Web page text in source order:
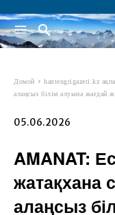
Домой hantengrigazeti.kz
алаңсыз білім алуына жағдай
05.06.2026
AMANAT:
жатақхана
алаңсыз